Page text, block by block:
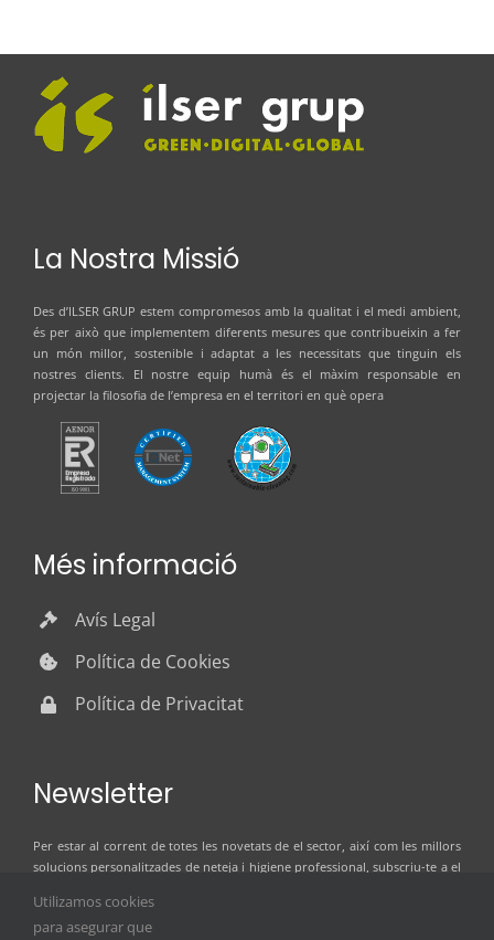
La Nostra Missió
Des d’ILSER GRUP estem compromesos amb la qualitat i el medi ambient,
és per això que implementem diferents mesures que contribueixin a fer
un món millor, sostenible i adaptat a les necessitats que tinguin els
nostres clients. El nostre equip humà és el màxim responsable en
projectar la filosofia de l’empresa en el territori en què opera
Més informació
Avís Legal
Política de Cookies
Política de Privacitat
Newsletter
Per estar al corrent de totes les novetats de el sector, així com les millors
solucions personalitzades de neteja i higiene professional, subscriu-te a el
Utilizamos cookies
para asegurar que